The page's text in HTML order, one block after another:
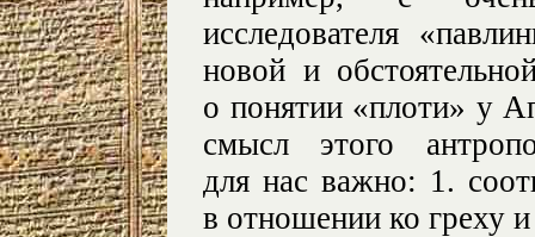
исследователя
новой и
о понятии «плоти» у
смысл этого
для нас важно: 1.
в отношении ко греху